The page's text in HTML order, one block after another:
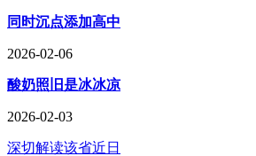
同时沉点添加高中
2026-02-06
酸奶照旧是冰冰凉
2026-02-03
深切解读该省近日